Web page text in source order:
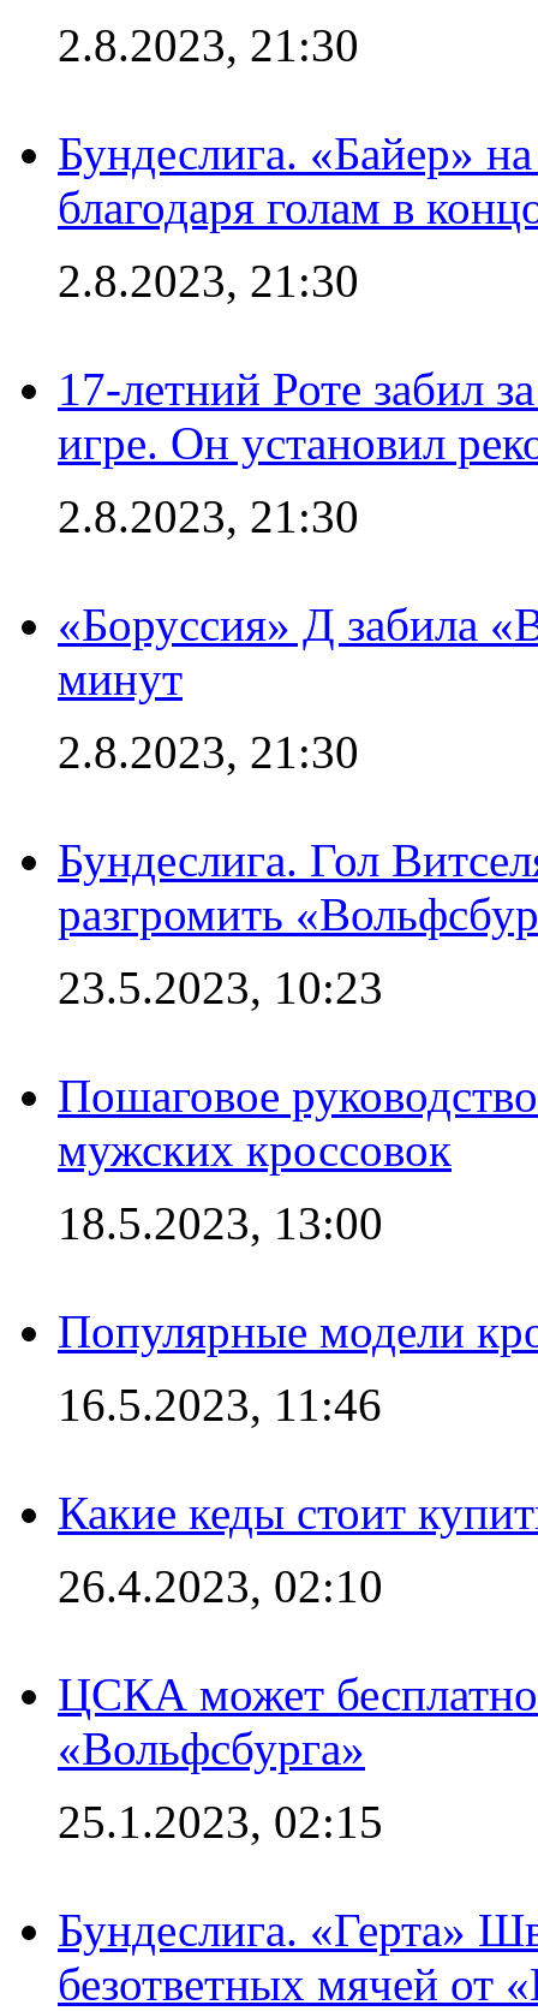
2.8.2023, 21:30
Бундеслига. «Байер»
благодаря голам в
2.8.2023, 21:30
17-летний Роте забил
игре. Он установил
2.8.2023, 21:30
«Боруссия» Д забила
минут
2.8.2023, 21:30
Бундеслига. Гол
разгромить
23.5.2023, 10:23
Пошаговое
мужских кроссовок
18.5.2023, 13:00
Популярные модели
16.5.2023, 11:46
Какие кеды стоит
26.4.2023, 02:10
ЦСКА может
«Вольфсбурга»
25.1.2023, 02:15
Бундеслига. «Герта»
безответных мячей от